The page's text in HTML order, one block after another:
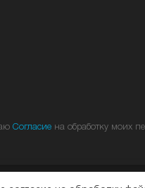
Согласие на обработку моих